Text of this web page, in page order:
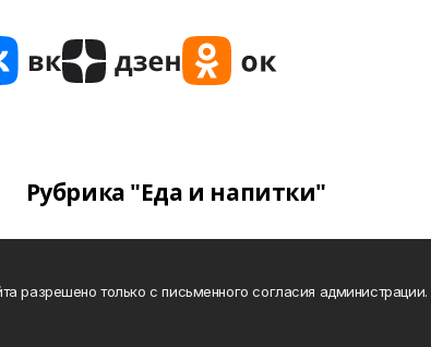
Рубрика "Еда и напитки"
разрешено только с письменного согласия администрации.